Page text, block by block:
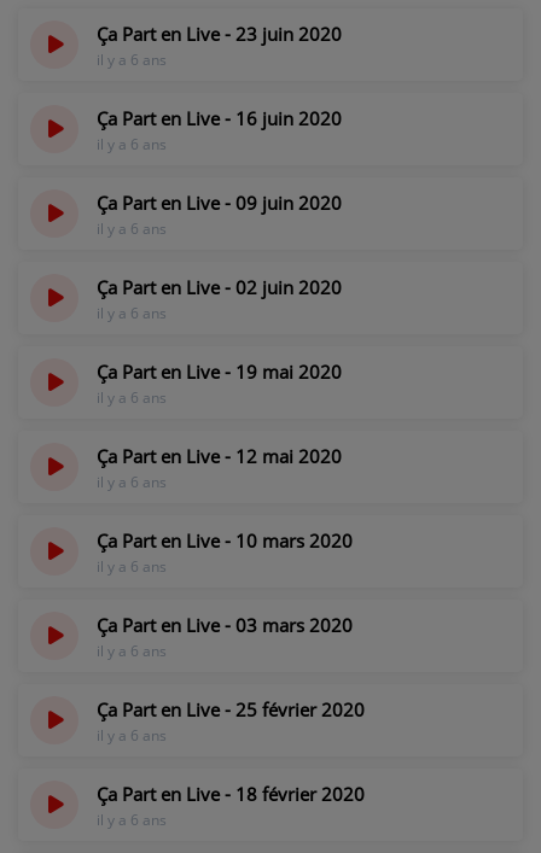
LOCATION DE STUDIOS
ÉDUCATION AUX MÉDIAS ET À
L'INFORMATION
ÉCOUTEZ LES PRODUCTIONS
PARTICIPEZ
RECRUTEMENT
L'ŒIL DE L'OIE | PRÉSENTATION
VIDÉOS | JEUX
PARTENAIRES
CONTACT
Ça Part en Live - 23 juin 2020
il y a 6 ans
Ça Part en Live - 16 juin 2020
il y a 6 ans
Ça Part en Live - 09 juin 2020
il y a 6 ans
Ça Part en Live - 02 juin 2020
il y a 6 ans
Ça Part en Live - 19 mai 2020
il y a 6 ans
Ça Part en Live - 12 mai 2020
il y a 6 ans
Ça Part en Live - 10 mars 2020
il y a 6 ans
Ça Part en Live - 03 mars 2020
il y a 6 ans
Ça Part en Live - 25 février 2020
il y a 6 ans
Ça Part en Live - 18 février 2020
il y a 6 ans